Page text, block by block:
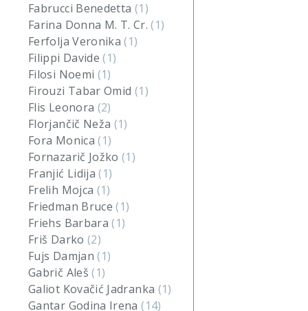
Fabrucci Benedetta (1)
Farina Donna M. T. Cr.(1)
Ferfolja Veronika(1)
Filippi Davide(1)
Filosi Noemi (1)
Firouzi Tabar Omid (1)
Flis Leonora (2)
Florjančič Neža (1)
Fora Monica(1)
Fornazarič Jožko(1)
Franjić Lidija(1)
Frelih Mojca (1)
Friedman Bruce(1)
Friehs Barbara(1)
Friš Darko (2)
Fujs Damjan(1)
Gabrič Aleš(1)
Galiot Kovačić Jadranka (1)
Gantar Godina Irena(14)